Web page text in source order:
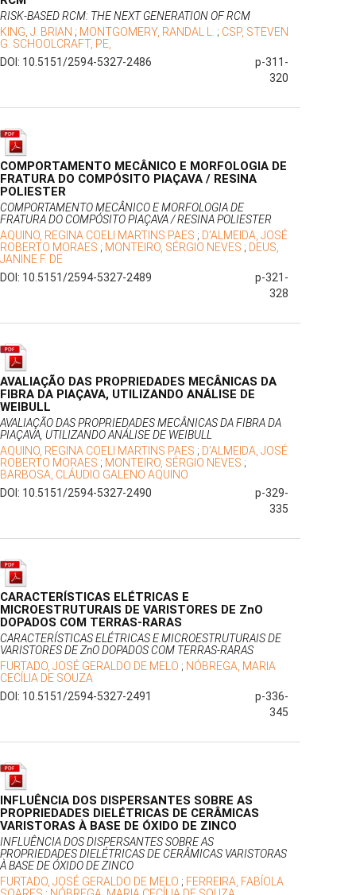
RISK-BASED RCM: THE NEXT GENERATION OF RCM
KING, J. BRIAN ; MONTGOMERY, RANDAL L. ; CSP, STEVEN
G. SCHOOLCRAFT, PE,
DOI: 10.5151/2594-5327-2486
p-311-
320
COMPORTAMENTO MECÂNICO E MORFOLOGIA DE
FRATURA DO COMPÓSITO PIAÇAVA / RESINA
POLIESTER
COMPORTAMENTO MECÂNICO E MORFOLOGIA DE
FRATURA DO COMPÓSITO PIAÇAVA / RESINA POLIESTER
AQUINO, REGINA COELI MARTINS PAES ; D’ALMEIDA, JOSÉ
ROBERTO MORAES ; MONTEIRO, SÉRGIO NEVES ; DEUS,
JANINE F. DE
DOI: 10.5151/2594-5327-2489
p-321-
328
AVALIAÇÃO DAS PROPRIEDADES MECÂNICAS DA
FIBRA DA PIAÇAVA, UTILIZANDO ANÁLISE DE
WEIBULL
AVALIAÇÃO DAS PROPRIEDADES MECÂNICAS DA FIBRA DA
PIAÇAVA, UTILIZANDO ANÁLISE DE WEIBULL
AQUINO, REGINA COELI MARTINS PAES ; D’ALMEIDA, JOSÉ
ROBERTO MORAES ; MONTEIRO, SÉRGIO NEVES ;
BARBOSA, CLÁUDIO GALENO AQUINO
DOI: 10.5151/2594-5327-2490
p-329-
335
CARACTERÍSTICAS ELÉTRICAS E
MICROESTRUTURAIS DE VARISTORES DE ZnO
DOPADOS COM TERRAS-RARAS
CARACTERÍSTICAS ELÉTRICAS E MICROESTRUTURAIS DE
VARISTORES DE ZnO DOPADOS COM TERRAS-RARAS
FURTADO, JOSÉ GERALDO DE MELO ; NÓBREGA, MARIA
CECÍLIA DE SOUZA
DOI: 10.5151/2594-5327-2491
p-336-
345
INFLUÊNCIA DOS DISPERSANTES SOBRE AS
PROPRIEDADES DIELÉTRICAS DE CERÂMICAS
VARISTORAS À BASE DE ÓXIDO DE ZINCO
INFLUÊNCIA DOS DISPERSANTES SOBRE AS
PROPRIEDADES DIELÉTRICAS DE CERÂMICAS VARISTORAS
À BASE DE ÓXIDO DE ZINCO
FURTADO, JOSÉ GERALDO DE MELO ; FERREIRA, FABÍOLA